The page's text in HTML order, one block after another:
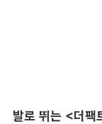
발로 뛰는 <더팩